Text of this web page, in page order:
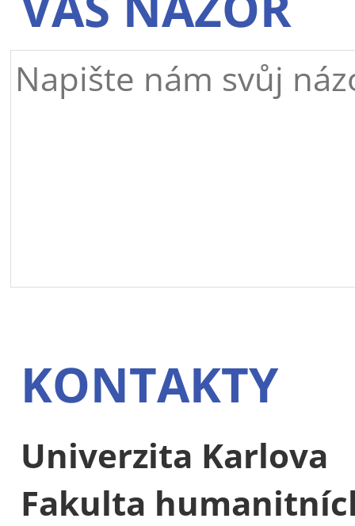
KONTAKTY
Univerzita Karlova
Fakulta